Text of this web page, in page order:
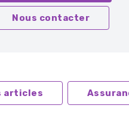
Nous contacter
articles